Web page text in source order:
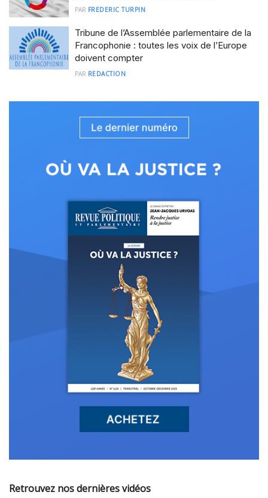
PAR FREDERIC TURPIN
Tribune de l’Assemblée parlementaire de la
Francophonie : toutes les voix de l’Europe
doivent compter
PAR REDACTION
Retrouvez nos dernières vidéos